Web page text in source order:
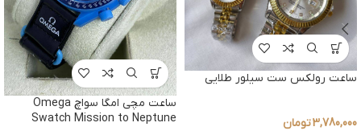
ساعت رولکس ست سیلور طلایی
3,780,000تومان
ساعت مچی امگا سواچ Omega
Swatch Mission to Neptune